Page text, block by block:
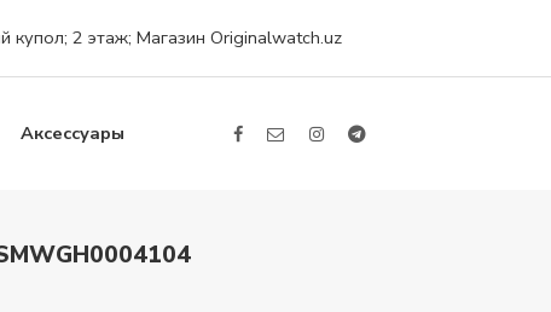
2 этаж; Магазин Originalwatch.uz
Аксессуары